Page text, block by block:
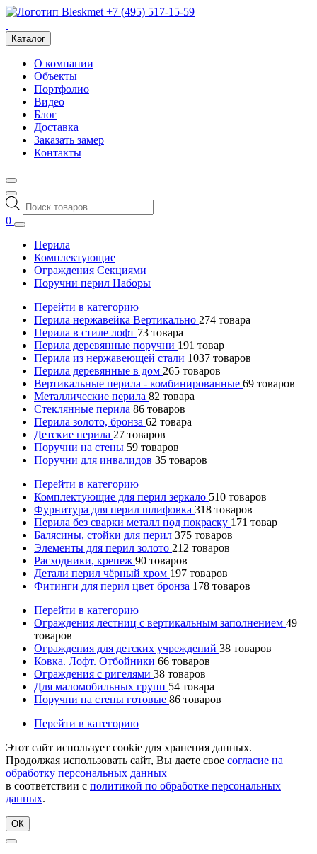
+7 (495) 517-15-59
Каталог
О компании
Объекты
Портфолио
Видео
Блог
Доставка
Заказать замер
Контакты
Поиск
товаров
0
Перила
Комплектующие
Ограждения Секциями
Поручни перил Наборы
Перейти в категорию
Перила нержавейка Вертикально 274 товара
Перила в стиле лофт 73 товара
Перила деревянные поручни 191 товар
Перила из нержавеющей стали 1037 товаров
Перила деревянные в дом 265 товаров
Вертикальные перила - комбинированные 69 товаров
Металлические перила 82 товара
Стеклянные перила 86 товаров
Перила золото, бронза 62 товара
Детские перила 27 товаров
Поручни на стены 59 товаров
Поручни для инвалидов 35 товаров
Перейти в категорию
Комплектующие для перил зеркало 510 товаров
Фурнитура для перил шлифовка 318 товаров
Перила без сварки металл под покраску 171 товар
Балясины, стойки для перил 375 товаров
Элементы для перил золото 212 товаров
Расходники, крепеж 90 товаров
Детали перил чёрный хром 197 товаров
Фитинги для перил цвет бронза 178 товаров
Перейти в категорию
Ограждения лестниц с вертикальным заполнением 49
товаров
Ограждения для детских учреждений 38 товаров
Ковка. Лофт. Отбойники 66 товаров
Ограждения с ригелями 38 товаров
Для маломобильных групп 54 товара
Поручни на стены готовые 86 товаров
Перейти в категорию
Этот сайт использует cookie для хранения данных.
Продолжая использовать сайт, Вы даете свое согласие на
обработку персональных данных
в соответствии с политикой по обработке персональных
данных.
ОК